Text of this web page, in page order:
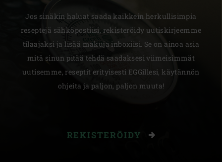
Jos sinäkin haluat saada kaikkein herkullisimpia
reseptejä sähköpostiisi, rekisteröidy uutiskirjeemme
tilaajaksi ja lisää makuja inboxiisi. Se on ainoa asia
mitä sinun pitää tehdä saadaksesi viimeisimmät
uutisemme, reseptit erityisesti EGGillesi, käytännön
ohjeita ja paljon, paljon muuta!
REKISTERÖIDY